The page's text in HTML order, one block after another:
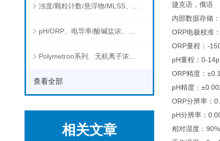
查看全部
相关文章
捷克语，俄语
内部数据存储
ORP电极校准
ORP量程：-
pH量程：0-
ORP精度：
pH精度：
ORP分辨率：
pH分辨率：
相对湿度：